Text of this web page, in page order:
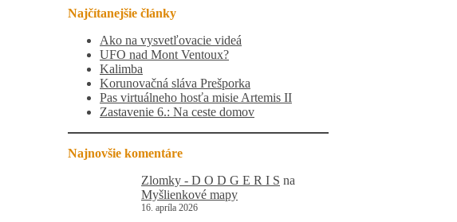
Najčítanejšie články
Ako na vysvetľovacie videá
UFO nad Mont Ventoux?
Kalimba
Korunovačná sláva Prešporka
Pas virtuálneho hosťa misie Artemis II
Zastavenie 6.: Na ceste domov
Najnovšie komentáre
Zlomky - D O D G E R I S na
Myšlienkové mapy
16. apríla 2026